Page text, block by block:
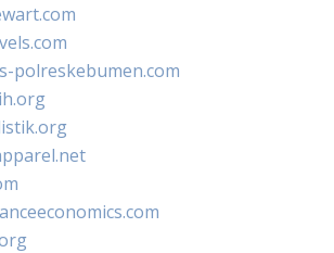
polreskebumen.com